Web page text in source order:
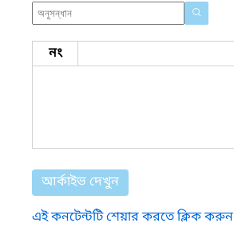
নং
আর্কাইভ দেখুন
এই কনটেন্টটি শেয়ার করতে ক্লিক করুন